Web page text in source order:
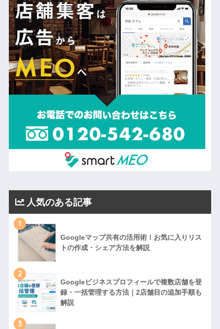
人気のある記事
1
Googleマップ共有の活用術！お気に入りリス
トの作成・シェア方法を解説
2
Googleビジネスプロフィールで複数店舗を登
録・一括管理する方法｜2店舗目の追加手順も
解説
3